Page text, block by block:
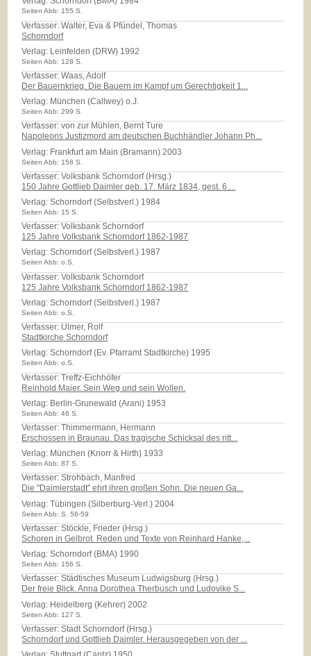
Seiten Abb: 155 S.
Verfasser: Walter, Eva & Pfündel, Thomas
Schorndorf
Verlag: Leinfelden (DRW) 1992
Seiten Abb: 128 S.
Verfasser: Waas, Adolf
Der Bauernkrieg. Die Bauern im Kampf um Gerechtigkeit 1...
Verlag: München (Callwey) o.J.
Seiten Abb: 299 S.
Verfasser: von zur Mühlen, Bernt Ture
Napoleons Justizmord am deutschen Buchhändler Johann Ph...
Verlag: Frankfurt am Main (Bramann) 2003
Seiten Abb: 158 S.
Verfasser: Volksbank Schorndorf (Hrsg.)
150 Jahre Gottlieb Daimler geb. 17. März 1834, gest. 6....
Verlag:Schorndorf (Selbstverl.) 1984
Seiten Abb: 15 S.
Verfasser: Volksbank Schorndorf
125 Jahre Volksbank Schorndorf 1862-1987
Verlag:Schorndorf (Selbstverl.) 1987
Seiten Abb: o.S.
Verfasser: Volksbank Schorndorf
125 Jahre Volksbank Schorndorf 1862-1987
Verlag:Schorndorf (Selbstverl.) 1987
Seiten Abb: o.S.
Verfasser: Ulmer, Rolf
Stadtkirche Schorndorf
Verlag:Schorndorf (Ev. Pfarramt Stadtkirche) 1995
Seiten Abb: o.S.
Verfasser: Treffz-Eichhöfer
Reinhold Maier. Sein Weg und sein Wollen.
Verlag: Berlin-Grunewald (Arani) 1953
Seiten Abb: 46 S.
Verfasser: Thimmermann, Hermann
Erschossen in Braunau. Das tragische Schicksal des ritt...
Verlag: München (Knorr & Hirth) 1933
Seiten Abb: 87 S.
Verfasser: Strohbach, Manfred
Die "Daimlerstadt" ehrt ihren großen Sohn. Die neuen Ga...
Verlag:Tübingen (Silberburg-Verl.) 2004
Seiten Abb: S. 56-59
Verfasser: Stöckle, Frieder (Hrsg.)
Schoren in Gelbrot. Reden und Texte von Reinhard Hanke,...
Verlag:Schorndorf (BMA) 1990
Seiten Abb: 156 S.
Verfasser: Städtisches Museum Ludwigsburg (Hrsg.)
Der freie Blick. Anna Dorothea Therbusch und Ludovike S...
Verlag: Heidelberg (Kehrer) 2002
Seiten Abb: 127 S.
Verfasser: Stadt Schorndorf (Hrsg.)
Schorndorf und Gottlieb Daimler. Herausgegeben von der ...